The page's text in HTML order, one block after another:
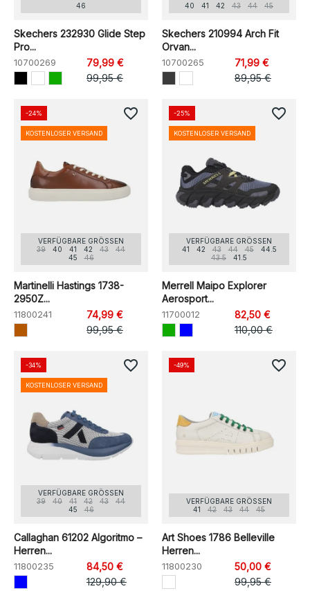
46
Skechers 232930 Glide Step
Pro...
10700269
79,99 €
99,95 €
40
41 42 43 44 45
Skechers 210994 Arch Fit
Orvan...
10700265
71,99 €
89,95 €
VERFÜGBARE GRÖSSEN
39
40 41 42 43
44
45
46
Martinelli Hastings 1738-
2950Z...
11800241
74,99 €
99,95 €
-24%
KOSTENLOSER VERSAND
favorite_border
VERFÜGBARE GRÖSSEN
41
42 43 44 45
44.5
43.5
41.5
Merrell Maipo Explorer
Aerosport...
11700012
82,50 €
110,00 €
-25%
KOSTENLOSER VERSAND
favorite_border
VERFÜGBARE GRÖSSEN
39
40 41 42 43
44
45
46
Callaghan 61202 Algoritmo –
Herren...
11800235
84,50 €
129,90 €
-34%
KOSTENLOSER VERSAND
favorite_border
VERFÜGBARE GRÖSSEN
41
42 43 44 45
Art Shoes 1786 Belleville
Herren...
11800230
50,00 €
99,95 €
-49% favorite_border